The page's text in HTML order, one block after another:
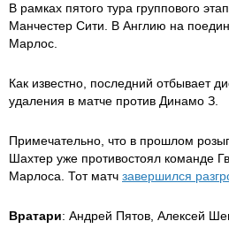
В рамках пятого тура группового
Манчестер Сити. В Англию на
Марлос.
Как известно, последний отбывает
удаления в матче против Динамо З.
Примечательно, что в прошлом
Шахтер уже противостоял команде
Марлоса. Тот матч завершился
Вратари: Андрей Пятов, Алексей